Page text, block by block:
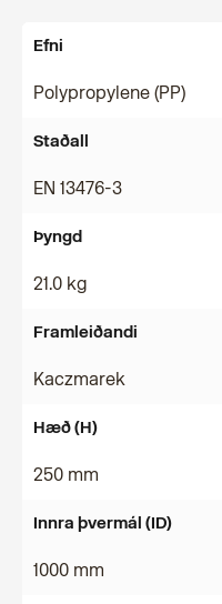
Efni
Polypropylene (PP)
Staðall
EN 13476-3
Þyngd
21.0 kg
Framleiðandi
Kaczmarek
Hæð (H)
250 mm
Innra þvermál (ID)
1000 mm